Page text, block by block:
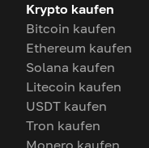
Krypto kaufen
Bitcoin kaufen
Ethereum kaufen
Solana kaufen
Litecoin kaufen
USDT kaufen
Tron kaufen
Monero kaufen